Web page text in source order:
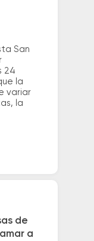
San
24
la
variar
la
de
a